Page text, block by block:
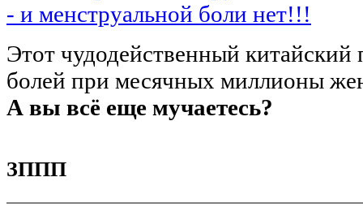
- и менструальной боли нет!!!
Этот чудодейственный китайский
болей при месячных миллионы
А вы всё еще мучаетесь?
ЗППП